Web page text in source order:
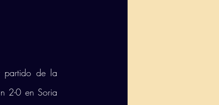
partido de la
2-0 en Soria